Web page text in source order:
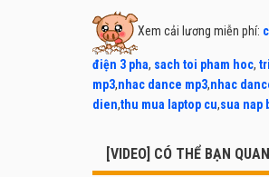
Xem cải lương miễn phí:
điện 3 pha, sach toi pham hoc,
mp3,nhac dance mp3,nhac
dien,thu mua laptop cu,sua nap
[VIDEO] CÓ THỂ BẠN